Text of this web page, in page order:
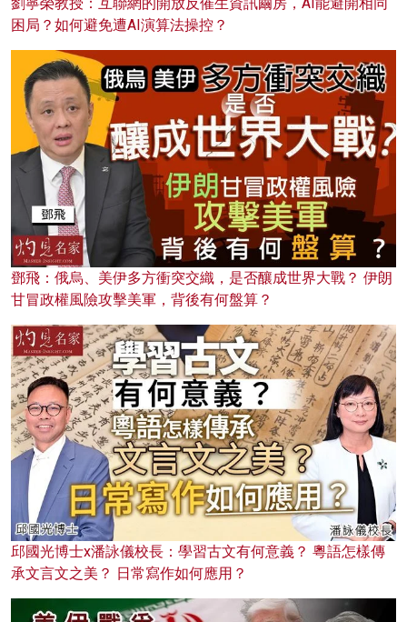
劉寧榮教授：互聯網的開放反催生資訊繭房，AI能避開相同
困局？如何避免遭AI演算法操控？
鄧飛：俄烏、美伊多方衝突交織，是否釀成世界大戰？ 伊朗
甘冒政權風險攻擊美軍，背後有何盤算？
邱國光博士x潘詠儀校長：學習古文有何意義？ 粵語怎樣傳
承文言文之美？ 日常寫作如何應用？